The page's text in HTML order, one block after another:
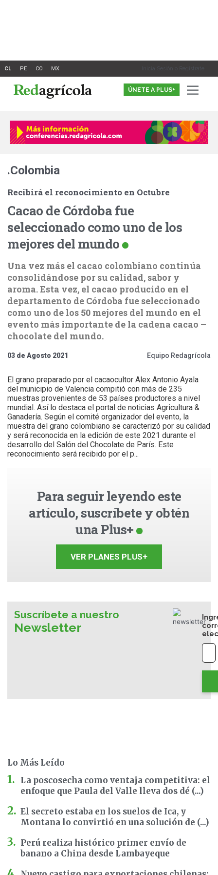
Inicia Sesión o Registrate
ÚNETE A PLUS+
.Colombia
Recibirá el reconocimiento en Octubre
Cacao de Córdoba fue
seleccionado como uno de los
mejores del mundo
Una vez más el cacao colombiano continúa
consolidándose por su calidad, sabor y
aroma. Esta vez, el cacao producido en el
departamento de Córdoba fue seleccionado
como uno de los 50 mejores del mundo en el
evento más importante de la cadena cacao –
chocolate del mundo.
03 de Agosto 2021 Equipo Redagrícola
El grano preparado por el cacaocultor Alex Antonio Ayala
del municipio de Valencia compitió con más de 235
muestras provenientes de 53 países productores a nivel
mundial. Así lo destaca el portal de noticias Agricultura &
Ganadería. Según el comité organizador del evento, la
muestra del grano colombiano se caracterizó por su calidad
y será reconocida en la edición de este 2021 durante el
desarrollo del Salón del Chocolate de París. Este
reconocimiento será recibido por el p...
Para seguir leyendo este
artículo, suscríbete y obtén
una Plus+
VER PLANES PLUS+
Suscríbete a nuestro
Newsletter
Lo Más Leído
La poscosecha como ventaja competitiva: el
enfoque que Paula del Valle lleva dos dé (...)
El secreto estaba en los suelos de Ica, y
Montana lo convirtió en una solución de (...)
Perú realiza histórico primer envío de
banano a China desde Lambayeque